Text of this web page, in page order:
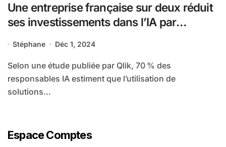
Une entreprise française sur deux réduit
ses investissements dans l’IA par
Stéphane Déc 1, 2024
Selon une étude publiée par Qlik, 70 % des
responsables IA estiment que l’utilisation de
solutions...
Espace Comptes